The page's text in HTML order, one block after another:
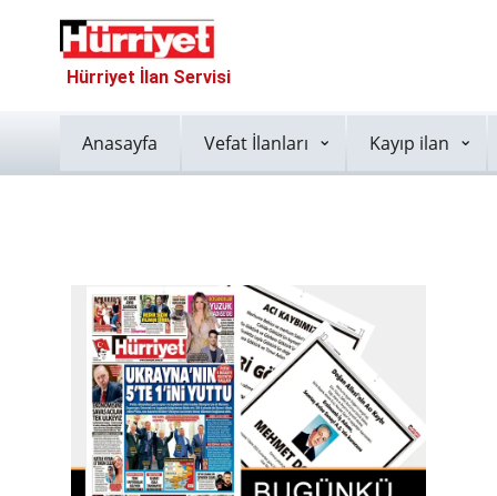
Hürriyet İlan Servisi
Anasayfa Vefat İlanları Kayıp ilan